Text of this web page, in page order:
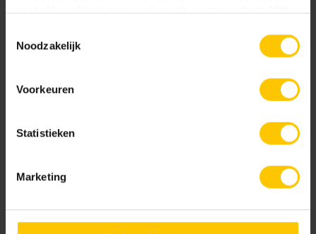
gaat akkoord met onze cookies als u onze website blijft
Noodzakelijk
Voorkeuren
Statistieken
Marketing